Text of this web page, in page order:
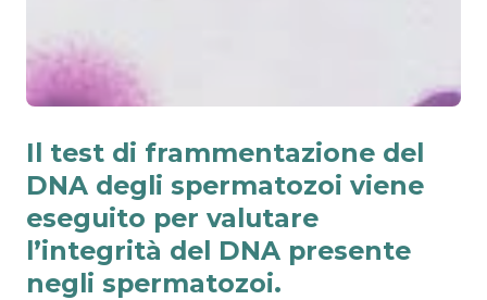
Il test di frammentazione del
DNA degli spermatozoi viene
eseguito per valutare
l’integrità del DNA presente
negli spermatozoi.